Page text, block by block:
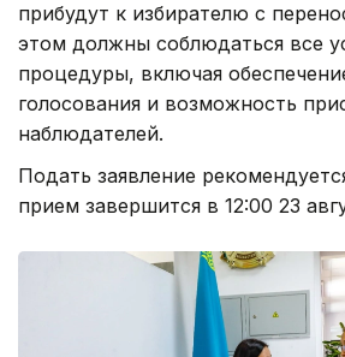
прибудут к избирателю с
этом должны соблюдаться все
процедуры, включая
голосования и возможность
наблюдателей.
Подать заявление
прием завершится в 12:00 23